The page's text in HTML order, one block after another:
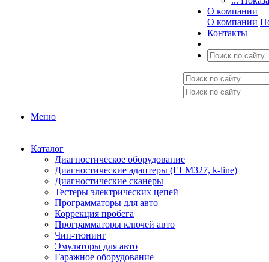
О компании
О компании
Контакты
Меню
Каталог
Диагностическое оборудование
Диагностические адаптеры (ELM327, k-line)
Диагностические сканеры
Тестеры электрических цепей
Программаторы для авто
Коррекция пробега
Программаторы ключей авто
Чип-тюнинг
Эмуляторы для авто
Гаражное оборудование